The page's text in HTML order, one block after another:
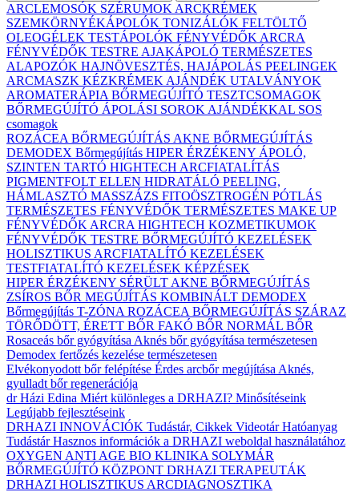
ARCLEMOSÓK SZÉRUMOK ARCKRÉMEK
SZEMKÖRNYÉKÁPOLÓK TONIZÁLÓK FELTÖLTŐ
OLEOGÉLEK TESTÁPOLÓK FÉNYVÉDŐK ARCRA
FÉNYVÉDŐK TESTRE AJAKÁPOLÓ TERMÉSZETES
ALAPOZÓK HAJNÖVESZTÉS, HAJÁPOLÁS PEELINGEK
ARCMASZK KÉZKRÉMEK AJÁNDÉK UTALVÁNYOK
AROMATERÁPIA BŐRMEGÚJÍTÓ TESZTCSOMAGOK
BŐRMEGÚJÍTÓ ÁPOLÁSI SOROK AJÁNDÉKKAL SOS
csomagok
ROZÁCEA BŐRMEGÚJÍTÁS AKNE BŐRMEGÚJÍTÁS
DEMODEX Bőrmegújítás HIPER ÉRZÉKENY ÁPOLÓ,
SZINTEN TARTÓ HIGHTECH ARCFIATALÍTÁS
PIGMENTFOLT ELLEN HIDRATÁLÓ PEELING,
HÁMLASZTÓ MASSZÁZS FITOÖSZTROGÉN PÓTLÁS
TERMÉSZETES FÉNYVÉDŐK TERMÉSZETES MAKE UP
FÉNYVÉDŐK ARCRA HIGHTECH KOZMETIKUMOK
FÉNYVÉDŐK TESTRE BŐRMEGÚJÍTÓ KEZELÉSEK
HOLISZTIKUS ARCFIATALÍTÓ KEZELÉSEK
TESTFIATALÍTÓ KEZELÉSEK KÉPZÉSEK
HIPER ÉRZÉKENY SÉRÜLT AKNE BŐRMEGÚJÍTÁS
ZSÍROS BŐR MEGÚJÍTÁS KOMBINÁLT DEMODEX
Bőrmegújítás T-ZÓNA ROZÁCEA BŐRMEGÚJÍTÁS SZÁRAZ
TÖRŐDÖTT, ÉRETT BŐR FAKÓ BŐR NORMÁL BŐR
Rosaceás bőr gyógyítása Aknés bőr gyógyítása természetesen
Demodex fertőzés kezelése természetesen
Elvékonyodott bőr felépítése Érdes arcbőr megújítása Aknés,
gyulladt bőr regenerációja
dr Házi Edina Miért különleges a DRHAZI? Minősítéseink
Legújabb fejlesztéseink
DRHAZI INNOVÁCIÓK Tudástár, Cikkek VideotárHatóanyag
TudástárHasznos információk a DRHAZI weboldal használatához
OXYGEN ANTI AGE BIO KLINIKA SOLYMÁR
BŐRMEGÚJÍTÓ KÖZPONT DRHAZI TERAPEUTÁK
DRHAZI HOLISZTIKUS ARCDIAGNOSZTIKA